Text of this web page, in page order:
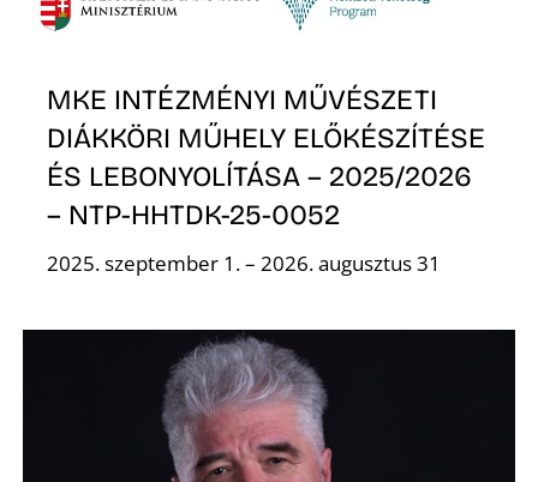
MKE INTÉZMÉNYI MŰVÉSZETI
DIÁKKÖRI MŰHELY ELŐKÉSZÍTÉSE
ÉS LEBONYOLÍTÁSA – 2025/2026
– NTP-HHTDK-25-0052
2025. szeptember 1. – 2026. augusztus 31